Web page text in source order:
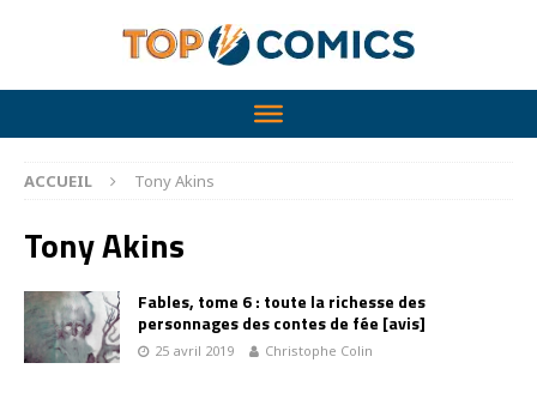
ACCUEIL Tony Akins
Tony Akins
Fables, tome 6 : toute la richesse des
personnages des contes de fée [avis]
25 avril 2019 Christophe Colin